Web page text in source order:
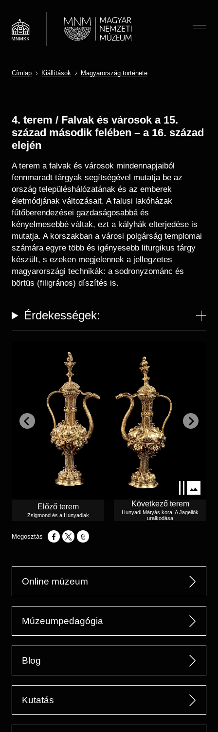
tartalomra
Menü
(HU)
Látogatóknak
Almenü megnyitása
Jegyárak
Látogatói információk
Önálló felfedezés
Csoportos látogatás
Családoknak
Vasúti kedvezmény
Múzeumpedagógia
Óvodások
Gyerekek
Családok
Felnőttek
Pedagógusok
Múzeum
Múzeumi élet / Rólunk
Önkéntesség
Iskolai közösségi szolgálat
OMMIK
Régészet
Tagintézmények
Felnőttképzés
Közérdekű adatok
Gyűjtemények
Almenü megnyitása
Régészeti Tár
Újkori Főosztály
Modernkori Főosztály
Képcsarnok
Történeti Fényképtár
Éremtár
Adattár
Központi Könyvtár
Keresés
HU EN
Címlap Kiállítások Magyarország története
4. terem / Falvak és városok a 15.
század második felében – a 16. század
elején
A terem a falvak és városok mindennapjaiból
fennmaradt tárgyak segítségével mutatja be az
ország településhálózatának és az emberek
életmódjának változásait. A falusi lakóházak
fűtőberendezései gazdaságosabbá és
kényelmesebbé váltak, ezt a kályhák elterjedése is
mutatja. A korszakban a városi polgárság templomai
számára egyre több és igényesebb liturgikus tárgy
készült, s ezeken megjelennek a jellegzetes
magyarországi technikák: a sodronyzománc és
börtüs (filigrános) díszítés is.
Érdekességek:
Opens in a new window
Opens in a new window
Opens in a new window
Előző terem
Zsigmond és a Hunyadiak
Következő terem
Hunyadi Mátyás kora; A Jagellók
uralkodása
Online múzeum
Múzeumpedagógia
Blog
Kutatás